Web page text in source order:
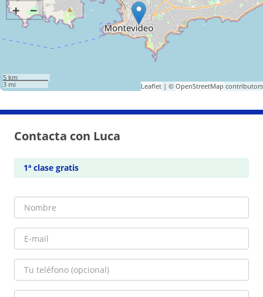
+ −
5 km
3 mi
Leaflet| © OpenStreetMap contributors
Contacta con Luca
1ª clase gratis